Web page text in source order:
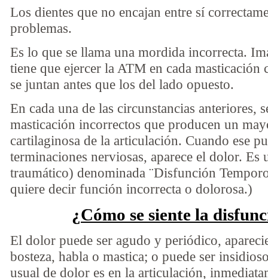
Los dientes que no encajan entre sí
problemas.
Es lo que se llama una mordida incorrecta.
tiene que ejercer la ATM en cada masticación
se juntan antes que los del lado opuesto.
En cada una de las circunstancias anteriores,
masticación incorrectos que producen un
cartilaginosa de la articulación. Cuando ese
terminaciones nerviosas, aparece el dolor.
traumático) denominada ¨Disfunción
quiere decir función incorrecta o dolorosa.)
¿Cómo se siente la
El dolor puede ser agudo y periódico,
bosteza, habla o mastica; o puede ser
usual de dolor es en la articulación,